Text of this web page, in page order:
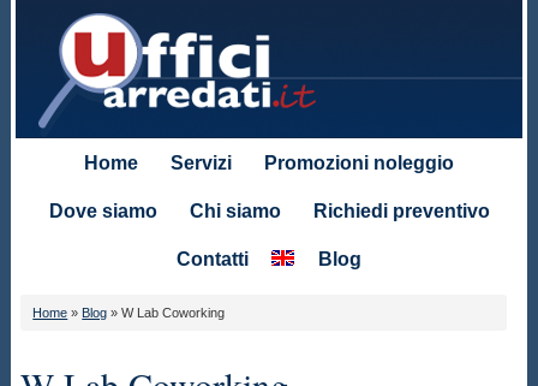
Home Servizi Promozioni noleggio
Dove siamo Chi siamo Richiedi preventivo
Contatti Blog
Home » Blog »W Lab Coworking